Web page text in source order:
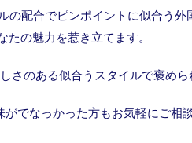
の配合でピンポイントに似合う外
たの魅力を惹き立てます。
さのある似合うスタイルで褒めら
でなっかった方もお気軽にご相